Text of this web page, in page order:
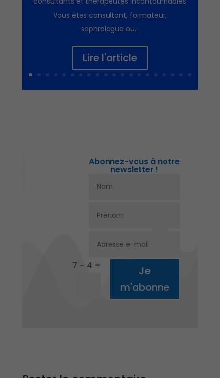
Abonnez-vous à notre
newsletter !
7 + 4 =
Je
m'abonne